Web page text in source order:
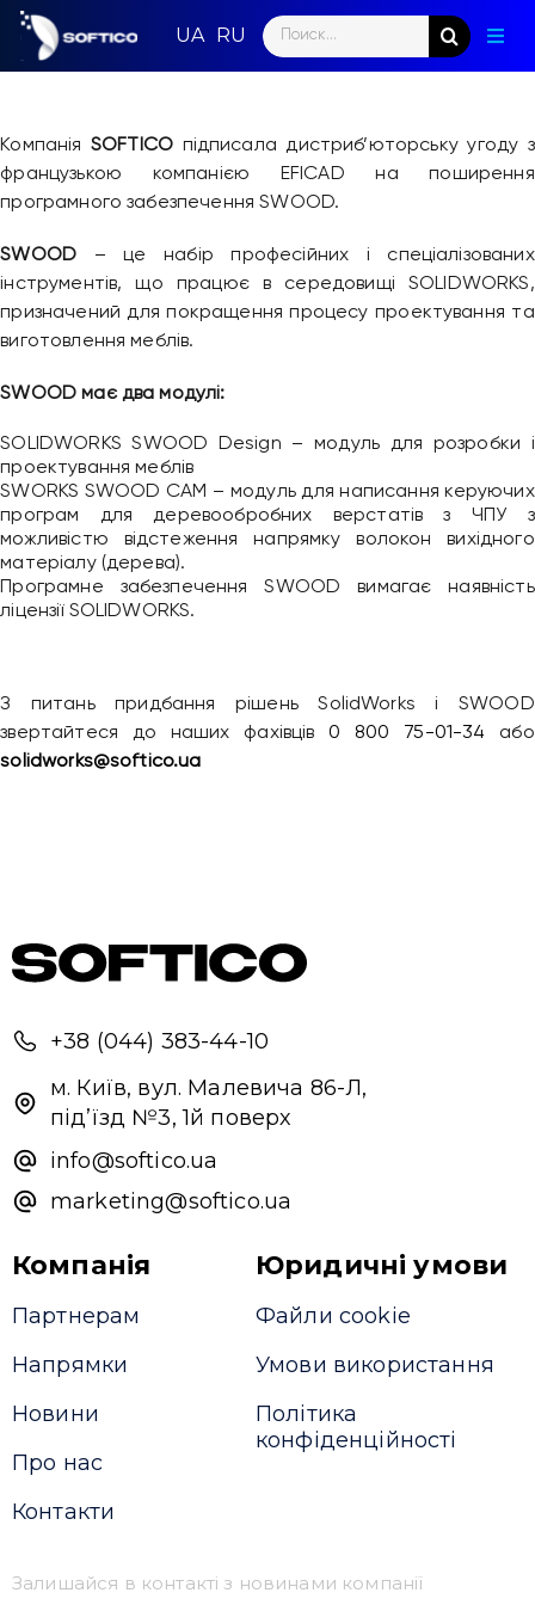
Skip
content
Search
for:
Компанія SOFTICO підписала дистриб’юторську угоду з
французькою компанією EFICAD на поширення
програмного забезпечення SWOOD.
SWOOD – це набір професійних і спеціалізованих
інструментів, що працює в середовищі SOLIDWORKS,
призначений для покращення процесу проектування та
виготовлення меблів.
SWOOD має два модулі:
SOLIDWORKS SWOOD Design – модуль для розробки і
проектування меблів
SWORKS SWOOD CAM – модуль для написання керуючих
програм для деревообробних верстатів з ЧПУ з
можливістю відстеження напрямку волокон вихідного
матеріалу (дерева).
Програмне забезпечення SWOOD вимагає наявність
ліцензії SOLIDWORKS.
З питань придбання рішень SolidWorks і SWOOD
звертайтеся до наших фахівців0 800 75-01-34 або
solidworks@softico.ua
+38 (044) 383-44-10
м. Київ, вул. Малевича 86-Л,
під’їзд №3, 1й поверх
info@softico.ua
marketing@softico.ua
Компанія
Партнерам
Напрямки
Новини
Про нас
Контакти
Юридичні умови
Файли cookie
Умови використання
Політика
конфіденційності
Залишайся в контакті з новинами компанії
Привіт 👋, чим тобі допомогти?
Надіслати повідомлення